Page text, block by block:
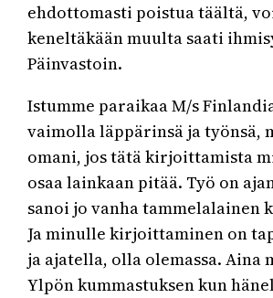
ehdottomasti poistua täältä,
keneltäkään muulta saati
Päinvastoin.
Istumme paraikaa M/s
vaimolla läppärinsä ja työnsä,
omani, jos tätä kirjoittamista
osaa lainkaan pitää. Työ on
sanoi jo vanha tammelalainen
Ja minulle kirjoittaminen on
ja ajatella, olla olemassa. Aina
Ylpön kummastuksen kun